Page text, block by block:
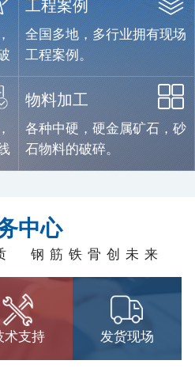
全国多地，多行业拥有现场
工程案例。
物料加工
各种中硬，硬金属矿石，砂
石物料的破碎。
中心
钢筋铁骨创未来
术支持 发货现场